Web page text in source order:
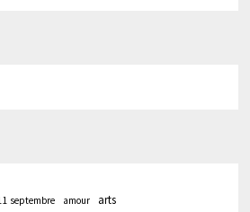
septembre amour arts